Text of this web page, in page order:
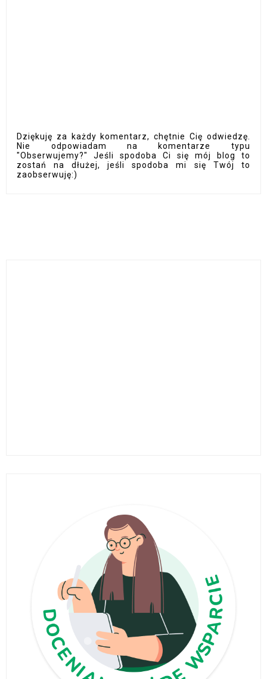
Dziękuję za każdy komentarz, chętnie Cię odwiedzę.
Nie odpowiadam na komentarze typu
"Obserwujemy?" Jeśli spodoba Ci się mój blog to
zostań na dłużej, jeśli spodoba mi się Twój to
zaobserwuję:)